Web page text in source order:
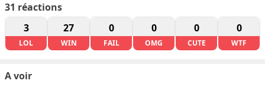
31 réactions
3
LOL
27
WIN
0
FAIL
0
OMG
0
CUTE
0
WTF
A voir